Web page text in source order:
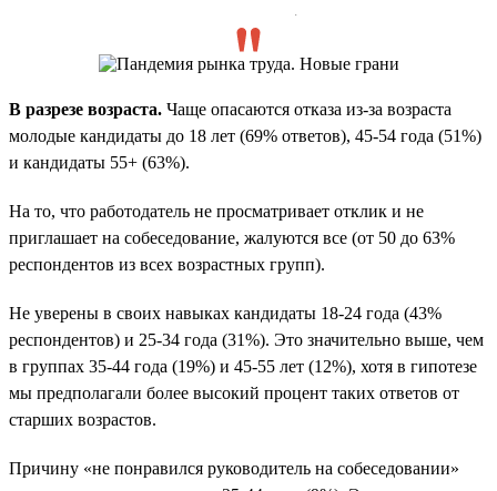
.
В разрезе возраста. Чаще опасаются отказа из-за возраста
молодые кандидаты до 18 лет (69% ответов), 45-54 года (51%)
и кандидаты 55+ (63%).
На то, что работодатель не просматривает отклик и не
приглашает на собеседование, жалуются все (от 50 до 63%
респондентов из всех возрастных групп).
Не уверены в своих навыках кандидаты 18-24 года (43%
респондентов) и 25-34 года (31%). Это значительно выше, чем
в группах 35-44 года (19%) и 45-55 лет (12%), хотя в гипотезе
мы предполагали более высокий процент таких ответов от
старших возрастов.
Причину «не понравился руководитель на собеседовании»